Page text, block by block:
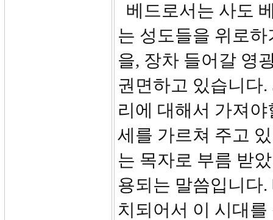
베드로서는 사도
는 성도들을 위로
을, 장차 들어갈 영
권면하고 있습니다
리에 대해서 가져
세를 가르쳐 주고
는 목자로 부름 받
용되는 말씀입니다
치되어서 이 시대